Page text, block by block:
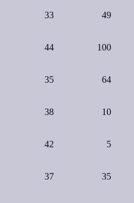
33 49
44 100
35 64
38 10
42 5
37 35